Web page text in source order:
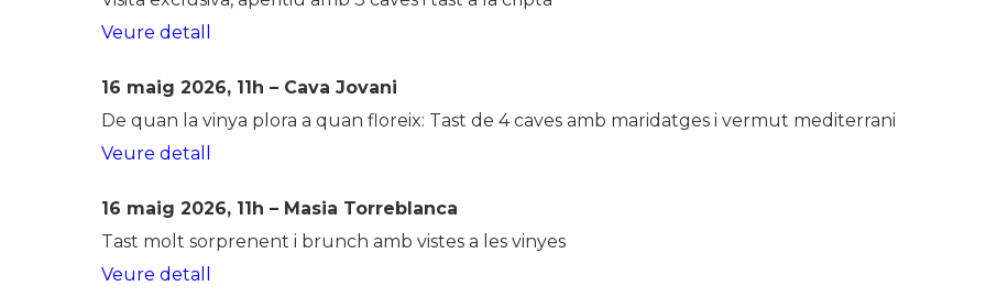
Veure detall
16 maig 2026, 11h – Cava Jovani
De quan la vinya plora a quan floreix: Tast de 4 caves amb maridatges i vermut mediterrani
Veure detall
16 maig 2026, 11h – Masia Torreblanca
Tast molt sorprenent i brunch amb vistes a les vinyes
Veure detall